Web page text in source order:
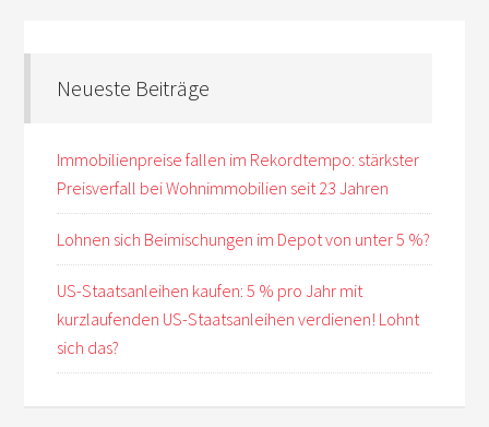
Neueste Beiträge
Immobilienpreise fallen im Rekordtempo: stärkster
Preisverfall bei Wohnimmobilien seit 23 Jahren
Lohnen sich Beimischungen im Depot von unter 5 %?
US-Staatsanleihen kaufen: 5 % pro Jahr mit
kurzlaufenden US-Staatsanleihen verdienen! Lohnt
sich das?